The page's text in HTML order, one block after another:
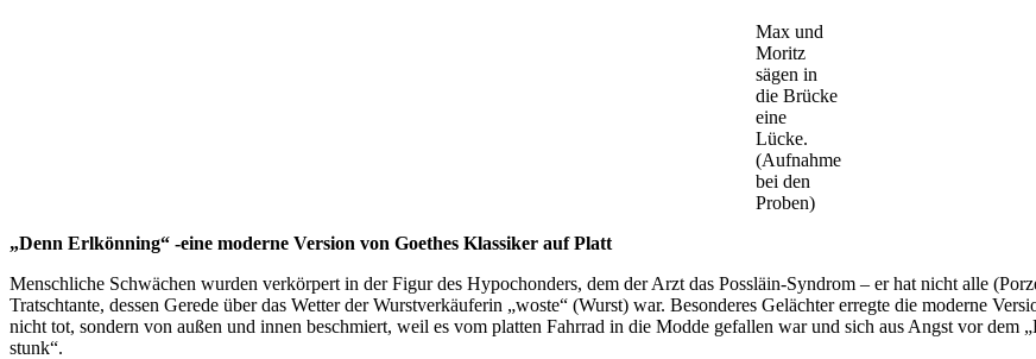
Max und
Moritz
sägen in
die Brücke
eine
Lücke.
(Aufnahme
bei den
Proben)
„Denn Erlkönning“ -eine moderne Version von Goethes Klassiker auf Platt
Menschliche Schwächen wurden verkörpert in der Figur des Hypochonders, dem der Arzt das Possläin-Syndrom – er hat nicht alle
Tratschtante, dessen Gerede über das Wetter der Wurstverkäuferin „woste“ (Wurst) war. Besonderes Gelächter erregte die moderne
nicht tot, sondern von außen und innen beschmiert, weil es vom platten Fahrrad in die Modde gefallen war und sich aus Angst vor
stunk“.